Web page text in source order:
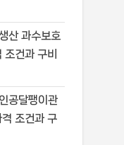
산 과수보호
건과 구비
공달팽이관
조건과 구